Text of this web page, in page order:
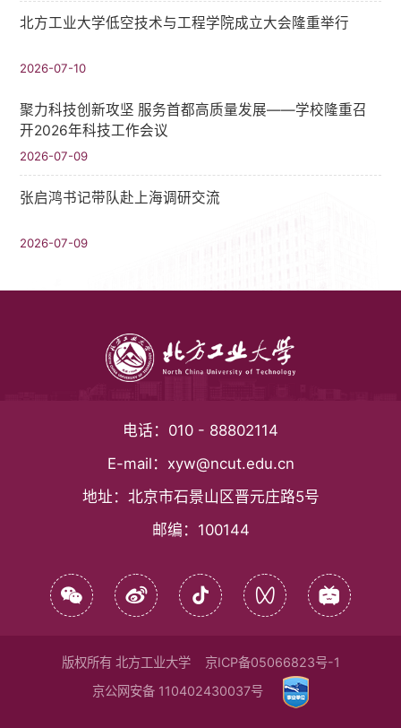
北方工业大学低空技术与工程学院成立大会隆重举行
2026-07-10
聚力科技创新攻坚 服务首都高质量发展——学校隆重召
开2026年科技工作会议
2026-07-09
张启鸿书记带队赴上海调研交流
2026-07-09
电话： 010 - 88802114
E-mail： xyw@ncut.edu.cn
地址： 北京市石景山区晋元庄路5号
邮编： 100144
版权所有 北方工业大学
京ICP备05066823号-1
京公网安备 110402430037号